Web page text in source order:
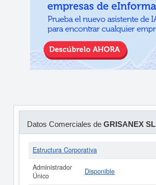
Datos Comerciales de GRISANEX SL
Estructura Corporativa
Administrador
Único
Disponible